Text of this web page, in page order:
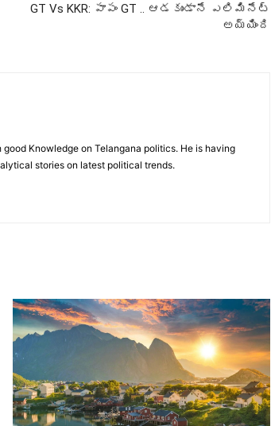
GT Vs KKR: పాపం GT .. ఆడకుండానే ఎలిమినేట్
అయ్యింది
Knowledge on Telangana politics. He is having
stories on latest political trends.